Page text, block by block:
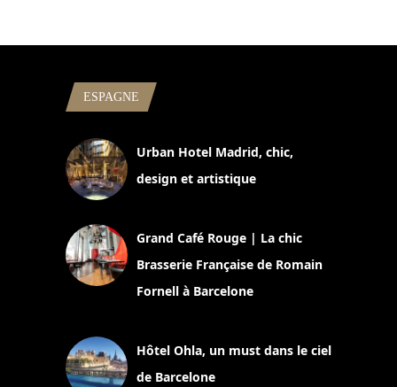
ESPAGNE
Urban Hotel Madrid, chic,
design et artistique
Grand Café Rouge | La chic
Brasserie Française de Romain
Fornell à Barcelone
Hôtel Ohla, un must dans le ciel
de Barcelone